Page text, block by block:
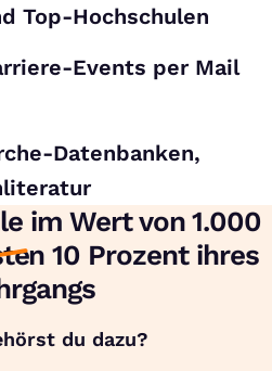
Top-Hochschulen
Events per Mail
Datenbanken,
im Wert von 1.000
10 Prozent ihres
du dazu?